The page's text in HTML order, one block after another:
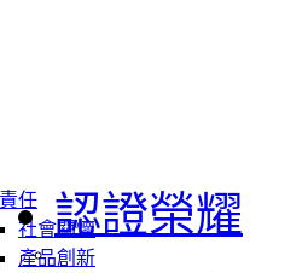
任
社會關懷
產品創新
認證榮耀